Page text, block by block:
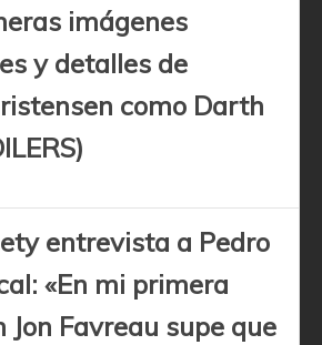
imágenes
y detalles de
como Darth
entrevista a Pedro
«En mi primera
Jon Favreau supe que